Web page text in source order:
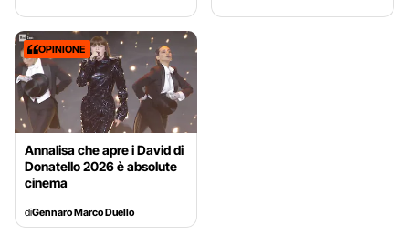
OPINIONE
Annalisa che apre i David di
Donatello 2026 è absolute
cinema
diGennaro Marco Duello